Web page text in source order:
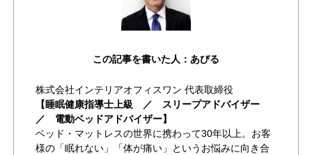
この記事を書いた人：あびる
株式会社インテリアオフィスワン 代表取締役
【睡眠健康指導士上級 ／ スリープアドバイザー
／ 電動ベッドアドバイザー】
ベッド・マットレスの世界に携わって30年以上。お客
様の「眠れない」「体が痛い」というお悩みに向き合